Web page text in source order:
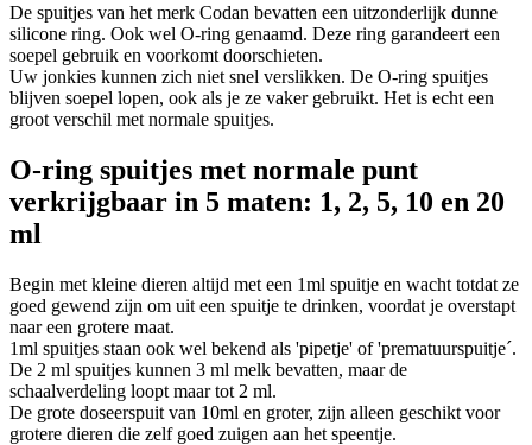
De spuitjes van het merk Codan bevatten een uitzonderlijk dunne
silicone ring. Ook wel O-ring genaamd. Deze ring garandeert een
soepel gebruik en voorkomt doorschieten.
Uw jonkies kunnen zich niet snel verslikken. De O-ring spuitjes
blijven soepel lopen, ook als je ze vaker gebruikt. Het is echt een
groot verschil met normale spuitjes.
O-ring spuitjes met normale punt
verkrijgbaar in 5 maten: 1, 2, 5, 10 en 20
ml
Begin met kleine dieren altijd met een 1ml spuitje en wacht totdat ze
goed gewend zijn om uit een spuitje te drinken, voordat je overstapt
naar een grotere maat.
1ml spuitjes staan ook wel bekend als 'pipetje' of 'prematuurspuitje´.
De 2 ml spuitjes kunnen 3 ml melk bevatten, maar de
schaalverdeling loopt maar tot 2 ml.
De grote doseerspuit van 10ml en groter, zijn alleen geschikt voor
grotere dieren die zelf goed zuigen aan het speentje.